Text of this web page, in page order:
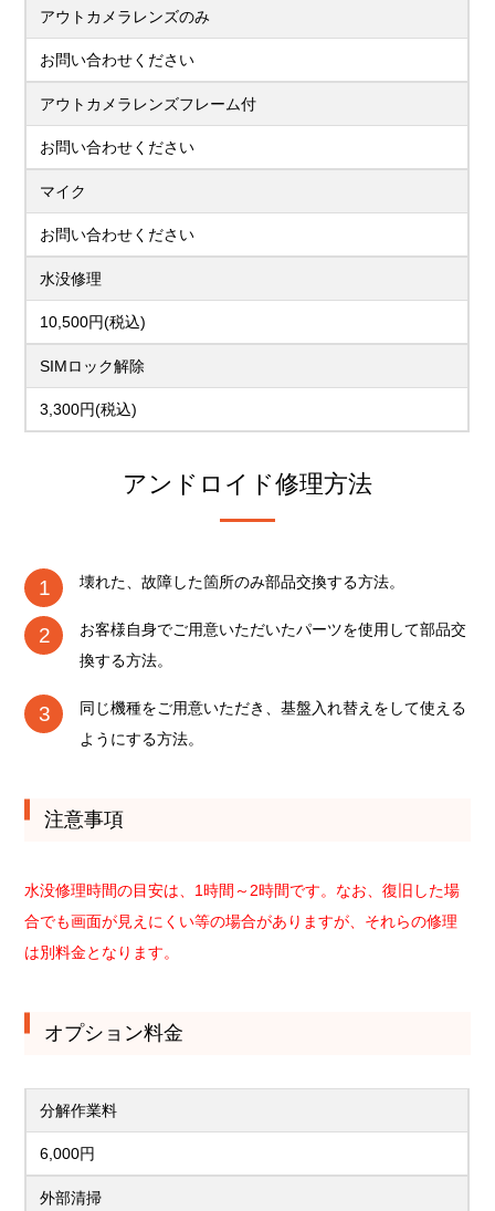
アウトカメラレンズのみ
お問い合わせください
アウトカメラレンズフレーム付
お問い合わせください
マイク
お問い合わせください
水没修理
10,500円(税込)
SIMロック解除
3,300円(税込)
アンドロイド修理方法
壊れた、故障した箇所のみ部品交換する方法。
お客様自身でご用意いただいたパーツを使用して部品交
換する方法。
同じ機種をご用意いただき、基盤入れ替えをして使える
ようにする方法。
注意事項
水没修理時間の目安は、1時間～2時間です。なお、復旧した場
合でも画面が見えにくい等の場合がありますが、それらの修理
は別料金となります。
オプション料金
分解作業料
6,000円
外部清掃